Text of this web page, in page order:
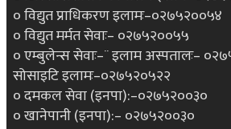
० विद्युत प्राधिकरण इलामः–०२७५२००५४
० विद्युत मर्मत सेवाः– ०२७५२००५५
० एम्बुलेन्स सेवाः–¨ इलाम अस्पतालः–
सोसाइटि इलामः–०२७५२०५२२
० दमकल सेवा (इनपा):–०२७५२००३०
० खानेपानी (इनपा):– ०२७५२००३०